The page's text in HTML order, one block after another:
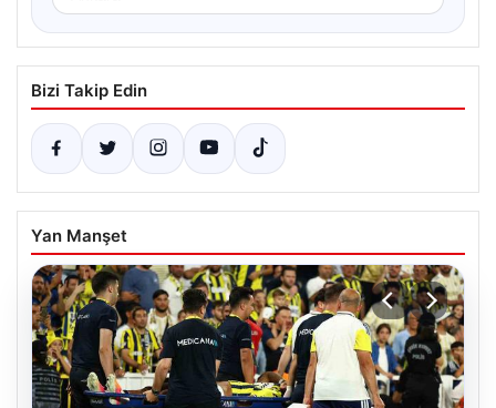
Bizi Takip Edin
Yan Manşet